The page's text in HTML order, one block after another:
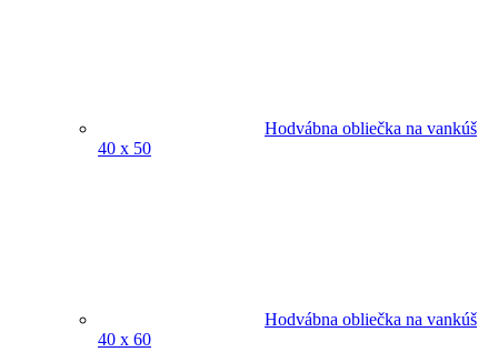
Hodvábna obliečka na vankúš
40 x 50
Hodvábna obliečka na vankúš
40 x 60